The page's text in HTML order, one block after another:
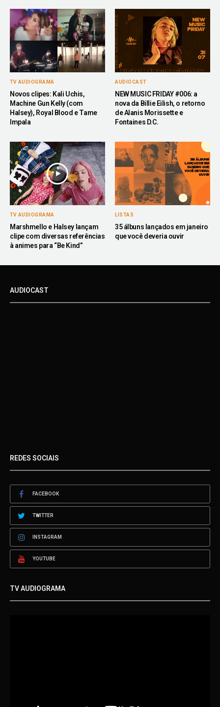
TV AUDIOGRAMA
Novos clipes: Kali Uchis,
Machine Gun Kelly (com
Halsey), Royal Blood e Tame
Impala
AUDIOCAST
NEW MUSIC FRIDAY #006: a
nova da Billie Eilish, o retorno
de Alanis Morissette e
Fontaines D.C.
TV AUDIOGRAMA
Marshmello e Halsey lançam
clipe com diversas referências
à animes para “Be Kind”
LISTAS
35 álbuns lançados em janeiro
que você deveria ouvir
AUDIOCAST
REDES SOCIAIS
FACEBOOK
TWITTER
INSTAGRAM
YOUTUBE
TV AUDIOGRAMA